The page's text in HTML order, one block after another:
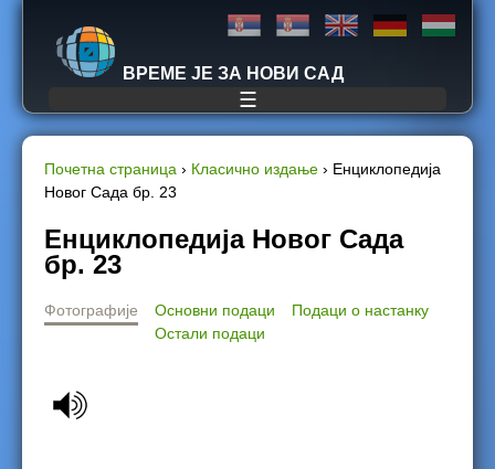
Jump to navigation
ВРЕМЕ ЈЕ ЗА НОВИ САД
☰
Y
o
Почетна страница › Класично издање › Енциклопедија
Новог Сада бр. 23
Енциклопедија Новог Сада
бр. 23
Фотографије Основни подаци
Подаци о настанку
Остали подаци